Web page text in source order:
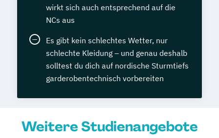
wirkt sich auch entsprechend auf die
NCs aus
Es gibt kein schlechtes Wetter, nur
schlechte Kleidung – und genau deshalb
solltest du dich auf nordische Sturmtiefs
garderobentechnisch vorbereiten
Weitere Studienangebote